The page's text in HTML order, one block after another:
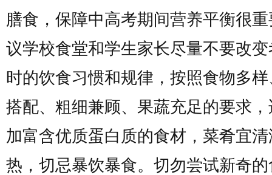
膳食，保障中高考期间营养平衡很
议学校食堂和学生家长尽量不要改
时的饮食习惯和规律，按照食物多
搭配、粗细兼顾、果蔬充足的要求
加富含优质蛋白质的食材，菜肴宜
热，切忌暴饮暴食。切勿尝试新奇